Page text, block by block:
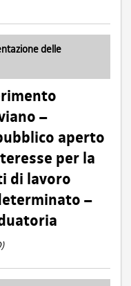
delle
–
aperto
per la
di lavoro
–